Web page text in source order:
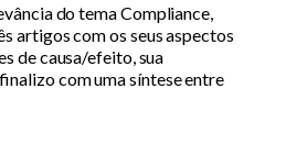
do tema Compliance,
artigos com os seus aspectos
de causa/efeito, sua
com uma síntese entre